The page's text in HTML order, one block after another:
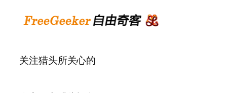
关注猎头所关心的